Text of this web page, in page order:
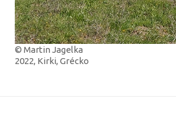
© Martin Jagelka
2022, Kirki, Grécko